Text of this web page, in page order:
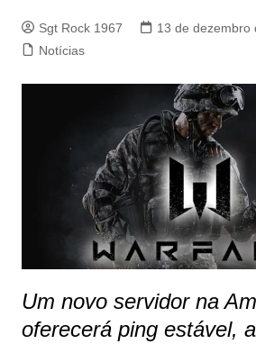
Sgt Rock 1967
13 de dezembro
Notícias
Um novo servidor na
oferecerá ping estável,